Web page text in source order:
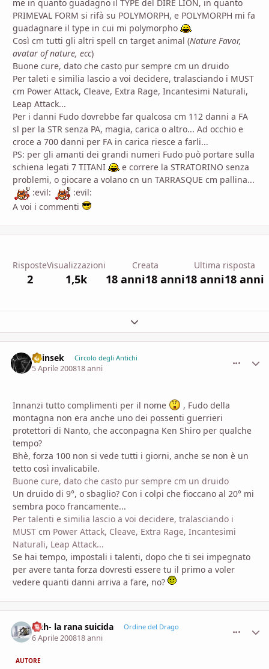
me in quanto guadagno il TYPE del DIRE LION, in quanto
PRIMEVAL FORM si rifà su POLYMORPH, e POLYMORPH mi fa
guadagnare il type in cui mi polymorpho
Così cm tutti gli altri spell cn target animal (Nature Favor,
avatar of nature, ecc)
Buone cure, dato che casto pur sempre cm un druido
Per taleti e similia lascio a voi decidere, tralasciando i MUST
cm Power Attack, Cleave, Extra Rage, Incantesimi Naturali,
Leap Attack...
Per i danni Fudo dovrebbe far qualcosa cm 112 danni a FA
sl per la STR senza PA, magia, carica o altro... Ad occhio e
croce a 700 danni per FA in carica riesce a farli...
PS: per gli amanti dei grandi numeri Fudo può portare sulla
schiena legati 7 TITANI
e correre la STRATORINO senza
problemi, o giocare a volano cn un TARRASQUE cm pallina...
:evil:
:evil:
A voi i commenti
Risposte
2
Visualizzazioni
1,5k
Creata
18 anni18 anni
Ultima risposta
18 anni18 anni
Espandi panoramica del topic
Shinsek Circolo degli Antichi
5 Aprile 200818 anni
Innanzi tutto complimenti per il nome
, Fudo della
montagna non era anche uno dei possenti guerrieri
protettori di Nanto, che acconpagna Ken Shiro per qualche
tempo?
Bhè, forza 100 non si vede tutti i giorni, anche se non è un
tetto così invalicabile.
Buone cure, dato che casto pur sempre cm un druido
Un druido di 9°, o sbaglio? Con i colpi che fioccano al 20° mi
sembra poco francamente...
Per talenti e similia lascio a voi decidere, tralasciando i
MUST cm Power Attack, Cleave, Extra Rage, Incantesimi
Naturali, Leap Attack...
Se hai tempo, impostali i talenti, dopo che ti sei impegnato
per avere tanta forza dovresti essere tu il primo a voler
vedere quanti danni arriva a fare, no?
Anh- la rana suicida Ordine del Drago
6 Aprile 200818 anni
AUTORE